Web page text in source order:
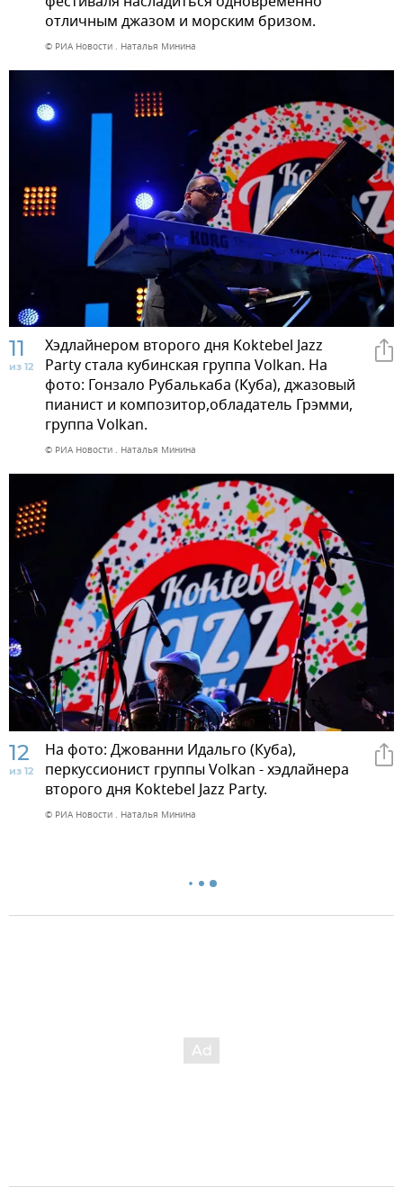
отличным джазом и морским бризом.
© РИА Новости . Наталья Минина
11
из 12
Хэдлайнером второго дня Koktebel Jazz
Party стала кубинская группа Volkan. На
фото: Гонзало Рубалькаба (Куба), джазовый
пианист и композитор,обладатель Грэмми,
группа Volkan.
© РИА Новости . Наталья Минина
12
из 12
На фото: Джованни Идальго (Куба),
перкуссионист группы Volkan - хэдлайнера
второго дня Koktebel Jazz Party.
© РИА Новости . Наталья Минина